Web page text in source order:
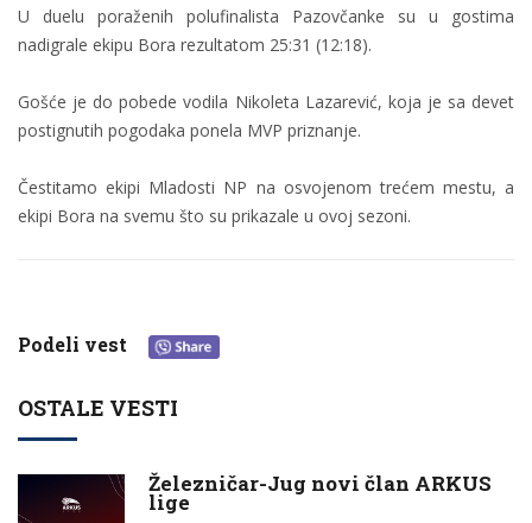
U duelu poraženih polufinalista Pazovčanke su u gostima
nadigrale ekipu Bora rezultatom 25:31 (12:18).
Gošće je do pobede vodila Nikoleta Lazarević, koja je sa devet
postignutih pogodaka ponela MVP priznanje.
Čestitamo ekipi Mladosti NP na osvojenom trećem mestu, a
ekipi Bora na svemu što su prikazale u ovoj sezoni.
Podeli vest
OSTALE VESTI
Železničar-Jug novi član ARKUS
lige